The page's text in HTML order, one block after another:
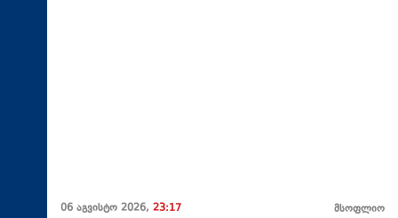
06 აგვისტო 2026, 23:17 მსოფლიო